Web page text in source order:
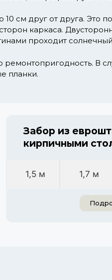
см друг от друга. Это
каркаса.
проходит
ремонтопригодность. В
планки.
Забор из
кирпичными
1,5 м 1,7 м